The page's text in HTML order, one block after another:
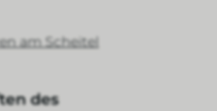
am Scheitel
des